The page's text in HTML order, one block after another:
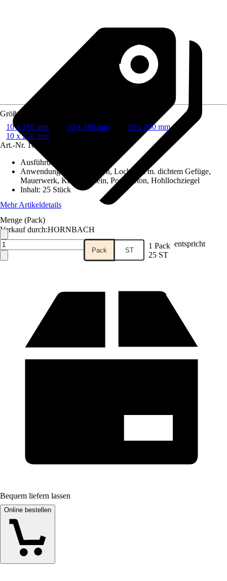
Verkauf durch:HORNBACH
Größe
10 x 160 mm
10 x 180 mm
10 x 200 mm
10 x 220 mm
Art.-Nr. 10308956
Ausführung
Anwendungsbereich
Beton, Lochstein m. dichtem Gefüge,
Mauerwerk, Kalksandstein, Porenbeton, Hohllochziegel
Inhalt: 25 Stück
Mehr Artikeldetails
Menge (Pack)
Pack ST 1 Pack entspricht
25 ST
Bequem liefern lassen
Online bestellen